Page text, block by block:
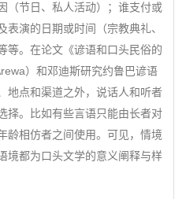
（节日、私人活动）；谁支付或
演的日期或时间（宗教典礼、
等。在论文《谚语和口头民俗的
）和邓迪斯研究约鲁巴谚语
地点和渠道之外，说话人和听者
择。比如有些言语只能由长者对
龄相仿者之间使用。可见，情境
境都为口头文学的意义阐释与样